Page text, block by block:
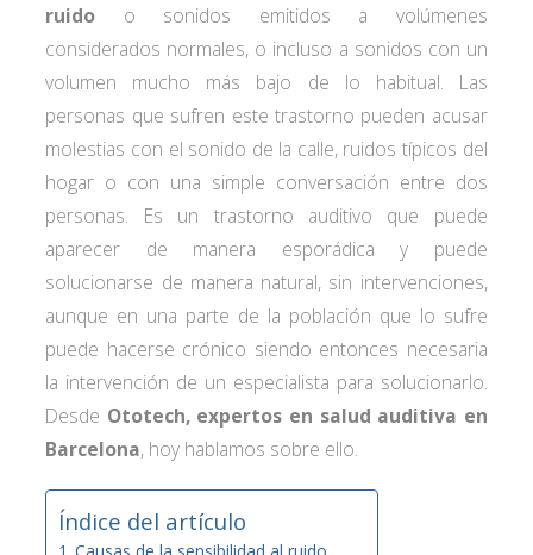
ruido o sonidos emitidos a volúmenes
considerados normales, o incluso a sonidos con un
volumen mucho más bajo de lo habitual. Las
personas que sufren este trastorno pueden acusar
molestias con el sonido de la calle, ruidos típicos del
hogar o con una simple conversación entre dos
personas. Es un trastorno auditivo que puede
aparecer de manera esporádica y puede
solucionarse de manera natural, sin intervenciones,
aunque en una parte de la población que lo sufre
puede hacerse crónico siendo entonces necesaria
la intervención de un especialista para solucionarlo.
Desde Ototech, expertos en salud auditiva en
Barcelona, hoy hablamos sobre ello.
Índice del artículo